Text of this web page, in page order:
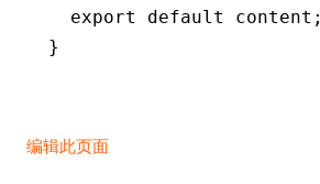
  export
default
content;
}
编辑此页面